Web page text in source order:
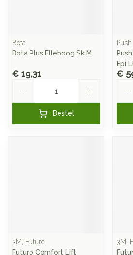
Bota
Bota Plus Elleboog Sk M
€ 19,31
Bestel
Push
Epi
€
3M, Futuro
Futuro Comfort Lift
3M,